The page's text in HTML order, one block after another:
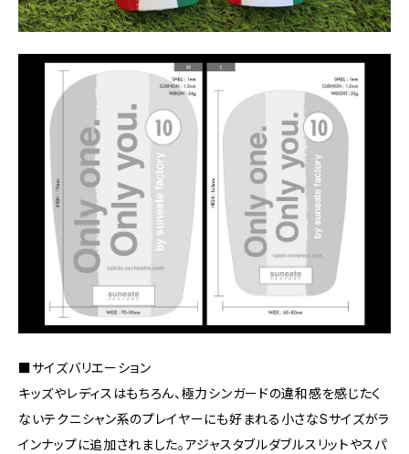
■サイズバリエーション
キッズやレディスはもちろん、極力シンガードの違和感を感じたく
ないテクニシャン系のプレイヤーにも好まれる小さなSサイズがラ
インナップに追加されました。アジャスタブルダブルスリットやスパ